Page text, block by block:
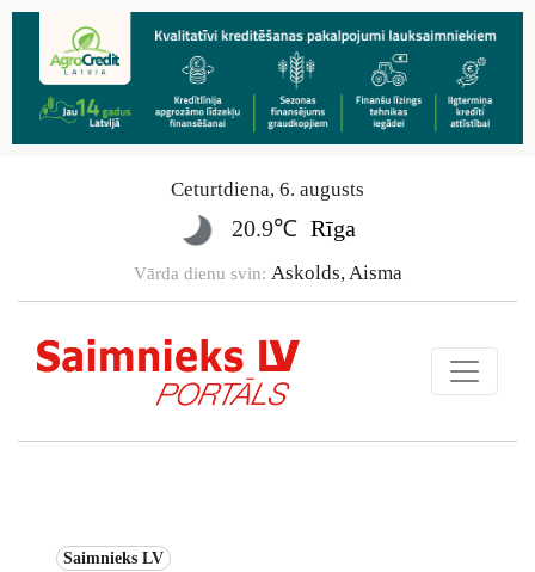
Ceturtdiena, 6. augusts
20.9℃ Rīga
Vārda dienu svin: Askolds, Aisma
Saimnieks LV